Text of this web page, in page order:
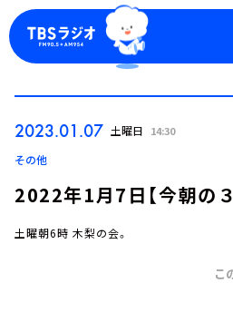
2023.01.07 土曜日 14:30
その他
2022年1月7日【今朝の３
土曜朝6時 木梨の会。
こ